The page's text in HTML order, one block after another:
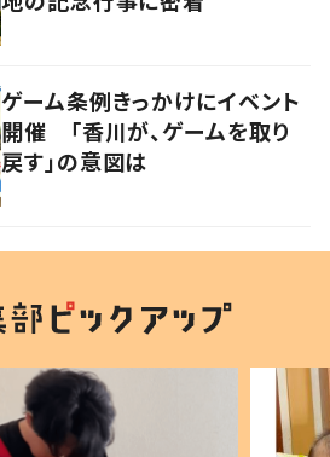
ゲーム条例きっかけにイベント
開催 「香川が、ゲームを取り
戻す」の意図は